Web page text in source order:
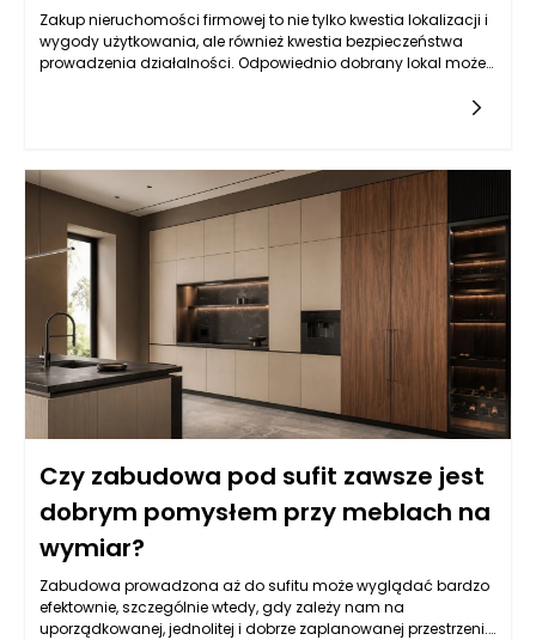
Zakup nieruchomości firmowej to nie tylko kwestia lokalizacji i
wygody użytkowania, ale również kwestia bezpieczeństwa
prowadzenia działalności. Odpowiednio dobrany lokal może
finansową firmy. Posiadanie własnej nieruchomości wiąże się
długoterminowych planów rozwojowych. Przemiana z lokalu
wynajmowanego na własny nie tylko daje pewność, że nie
zostaniemy wypchnięci na rynek, ale również pozwala na
lepsze zarządzanie przestrzenią, w której realizujemy nasze
cele biznesowe. Umożliwia to także większą elastyczność przy
dostosowywaniu układu pomieszczeń do zmieniających się
potrzeb firmy, co w dłuższej perspektywie może przyczynić się
do zwiększenia efektywności operacyjnej.
Czy zabudowa pod sufit zawsze jest
dobrym pomysłem przy meblach na
wymiar?
Zabudowa prowadzona aż do sufitu może wyglądać bardzo
efektownie, szczególnie wtedy, gdy zależy nam na
uporządkowanej, jednolitej i dobrze zaplanowanej przestrzeni.